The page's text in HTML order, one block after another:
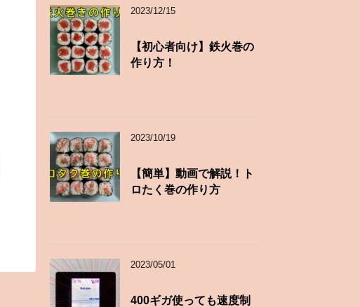
2023/12/15
【初心者向け】鉄火巻の
作り方！
2023/10/19
【簡単】動画で解説！ト
ロたく巻の作り方
2023/05/01
400ギガ使っても速度制